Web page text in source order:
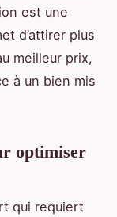
est une
d’attirer plus
meilleur prix,
à un bien mis
optimiser
qui requiert